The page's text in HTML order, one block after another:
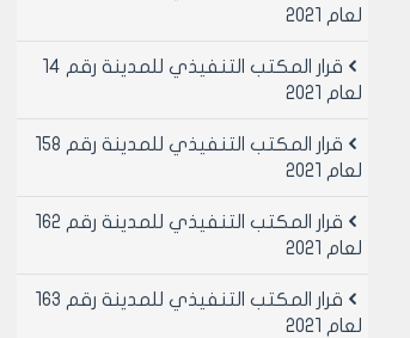
لعام 2021
قرار المكتب التنفيذي للمدينة رقم 14
لعام 2021
قرار المكتب التنفيذي للمدينة رقم 158
لعام 2021
قرار المكتب التنفيذي للمدينة رقم 162
لعام 2021
قرار المكتب التنفيذي للمدينة رقم 163
لعام 2021